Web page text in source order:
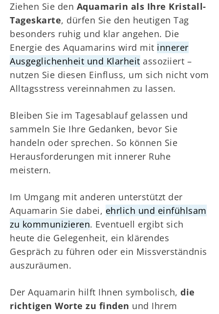
Ziehen Sie den Aquamarin als Ihre Kristall-
Tageskarte, dürfen Sie den heutigen Tag
besonders ruhig und klar angehen. Die
Energie des Aquamarins wird mit innerer
Ausgeglichenheit und Klarheit assoziiert –
nutzen Sie diesen Einfluss, um sich nicht vom
Alltagsstress vereinnahmen zu lassen.
Bleiben Sie im Tagesablauf gelassen und
sammeln Sie Ihre Gedanken, bevor Sie
handeln oder sprechen. So können Sie
Herausforderungen mit innerer Ruhe
meistern.
Im Umgang mit anderen unterstützt der
Aquamarin Sie dabei, ehrlich und einfühlsam
zu kommunizieren. Eventuell ergibt sich
heute die Gelegenheit, ein klärendes
Gespräch zu führen oder ein Missverständnis
auszuräumen.
Der Aquamarin hilft Ihnen symbolisch, die
richtigen Worte zu finden und Ihrem